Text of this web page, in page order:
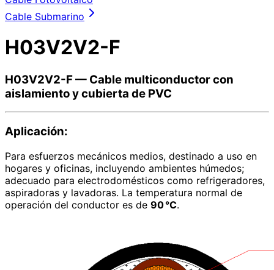
Cable Submarino
H03V2V2-F
H03V2V2-F — Cable multiconductor con
aislamiento y cubierta de PVC
Aplicación:
Para esfuerzos mecánicos medios, destinado a uso en
hogares y oficinas, incluyendo ambientes húmedos;
adecuado para electrodomésticos como refrigeradores,
aspiradoras y lavadoras. La temperatura normal de
operación del conductor es de 90 °C.